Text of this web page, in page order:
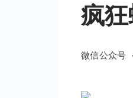
疯
微信公众号